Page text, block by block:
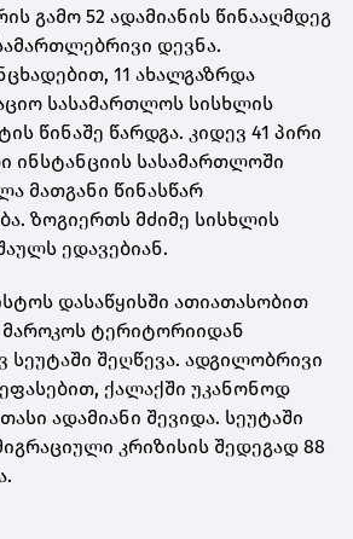
გამო 52 ადამიანის წინააღმდეგ
დევნა.
11 ახალგაზრდა
სასამართლოს სისხლის
წინაშე წარდგა. კიდევ 41 პირი
ინსტანციის სასამართლოში
მათგანი წინასწარ
ზოგიერთს მძიმე სისხლის
ედავებიან.
დასაწყისში ათიათასობით
მაროკოს ტერიტორიიდან
სეუტაში შეღწევა. ადგილობრივი
ქალაქში უკანონოდ
ადამიანი შევიდა. სეუტაში
კრიზისის შედეგად 88